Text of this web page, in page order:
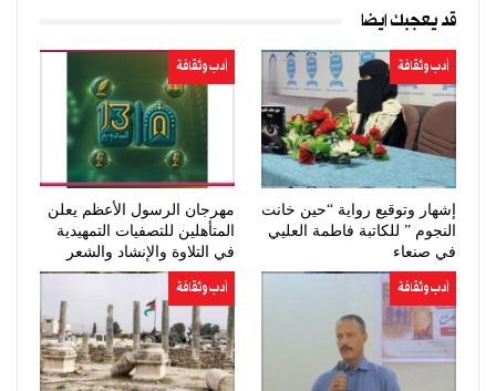
قد يعجبك ايضا
أدب وثقافة
إشهار وتوقيع رواية “حين خانت
النجوم ” للكاتبة فاطمة العليي
في صنعاء
أدب وثقافة
مهرجان الرسول الأعظم يعلن
المتأهلين للتصفيات التمهيدية
في التلاوة والإنشاد والشعر
أدب وثقافة أدب وثقافة